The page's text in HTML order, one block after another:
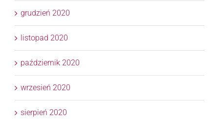
grudzień 2020
listopad 2020
październik 2020
wrzesień 2020
sierpień 2020